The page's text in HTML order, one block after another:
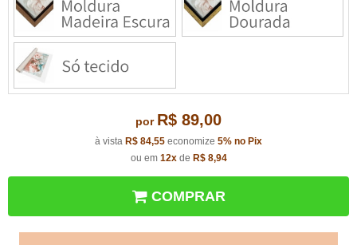
por R$ 89,00
à vista R$ 84,55 economize 5% no Pix
ou em 12xde R$ 8,94
COMPRAR